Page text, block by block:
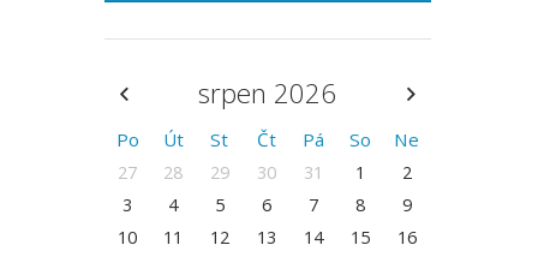
srpen 2026
Po Út St Čt Pá So Ne
27 28 29 30 31 1
2
3
4 5 6 7 8
9
10
11 12 13 14 15
16